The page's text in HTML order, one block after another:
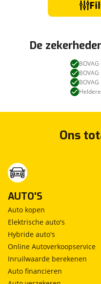
De
Ons
AUTO'S
Auto kopen
Elektrische auto's
Hybride auto's
Online Autoverkoopservice
Inruilwaarde berekenen
Auto financieren